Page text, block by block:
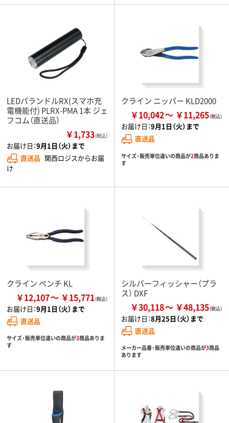
LEDパランドルRX(スマホ充
電機能付) PLRX-PMA 1本 ジェ
フコム（直送品）
￥1,733（税込）
お届け日：9月1日（火）まで
直送品 関西ロジスからお届
け
クライン ニッパー KLD2000
￥10,042 ￥11,265
お届け日：9月1日（火）まで
直送品
サイズ・販売単位違いの商品が2商品ありま
す
クライン ペンチ KL
￥12,107 ￥15,771
お届け日：9月1日（火）まで
直送品
サイズ・販売単位違いの商品が3商品ありま
す
シルバーフィッシャー（プラ
ス） DXF
￥30,118 ￥48,135
お届け日：8月25日（火）まで
直送品
メーカー品番・販売単位違いの商品が3商品
あります